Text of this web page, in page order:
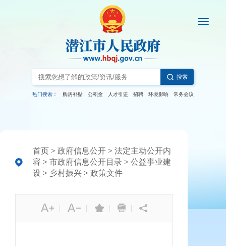
搜索
热门搜索： 购房补贴 公积金 人才引进 招聘 环境影响 常务会议
首页 > 政府信息公开 > 法定主动公开内
容 > 市政府信息公开目录 > 公益事业建
设 > 乡村振兴 > 政策文件
| | | |